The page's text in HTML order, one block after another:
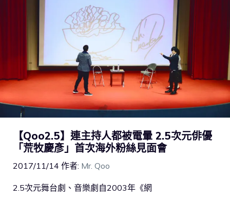
【Qoo2.5】連主持人都被電暈 2.5次元俳優
「荒牧慶彥」首次海外粉絲見面會
2017/11/14 作者: Mr. Qoo
2.5次元舞台劇、音樂劇自2003年《網